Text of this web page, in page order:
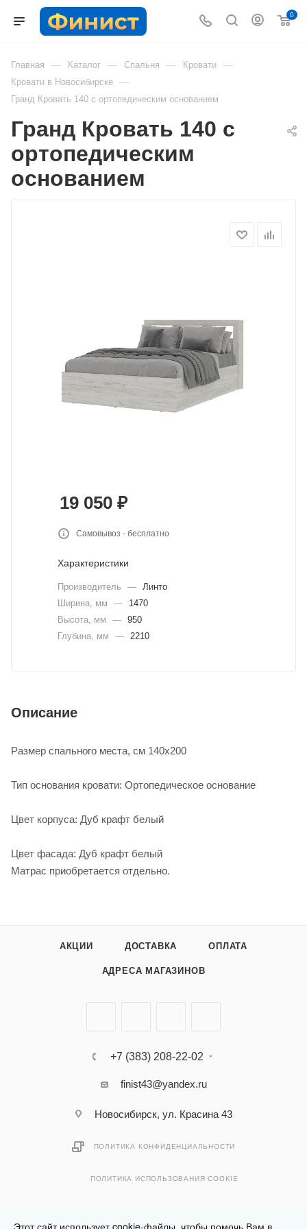
0
Главная — Каталог — Спальня — Кровати —
Кровати в Новосибирске —
Гранд Кровать 140 с ортопедическим основанием
Гранд Кровать 140 с
ортопедическим
основанием
19 050 ₽
Самовывоз - бесплатно
Характеристики
Производитель — Линто
Ширина, мм
—
1470
Высота, мм
— 950
Глубина, мм
— 2210
Описание
Размер спального места, см 140х200
Тип основания кровати: Ортопедическое основание
Цвет корпуса: Дуб крафт белый
Цвет фасада: Дуб крафт белый
Матрас приобретается отдельно.
АКЦИИ ДОСТАВКА ОПЛАТА
АДРЕСА МАГАЗИНОВ
+7 (383) 208-22-02
finist43@yandex.ru
Новосибирск, ул. Красина 43
ПОЛИТИКА КОНФИДЕНЦИАЛЬНОСТИ
ПОЛИТИКА ИСПОЛЬЗОВАНИЯ COOKIE
Этот сайт использует cookie-файлы, чтобы помочь Вам в